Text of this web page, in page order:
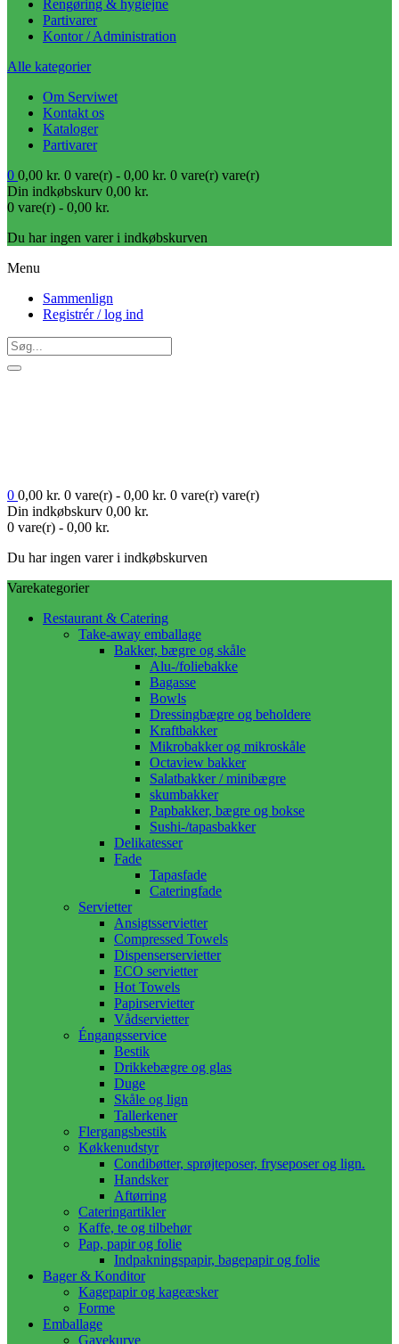
Rengøring & hygiejne
Partivarer
Kontor / Administration
Alle kategorier
Om Serviwet
Kontakt os
Kataloger
Partivarer
0 0,00 kr. 0 vare(r) - 0,00 kr. 0 vare(r) vare(r)
Din indkøbskurv 0,00 kr.
0 vare(r) - 0,00 kr.
Du har ingen varer i indkøbskurven
Menu
Sammenlign
Registrér / log ind
0 0,00 kr. 0 vare(r) - 0,00 kr. 0 vare(r) vare(r)
Din indkøbskurv 0,00 kr.
0 vare(r) - 0,00 kr.
Du har ingen varer i indkøbskurven
Varekategorier
Restaurant & Catering
Take-away emballage
Bakker, bægre og skåle
Alu-/foliebakke
Bagasse
Bowls
Dressingbægre og beholdere
Kraftbakker
Mikrobakker og mikroskåle
Octaview bakker
Salatbakker / minibægre
skumbakker
Papbakker, bægre og bokse
Sushi-/tapasbakker
Delikatesser
Fade
Tapasfade
Cateringfade
Servietter
Ansigtsservietter
Compressed Towels
Dispenserservietter
ECO servietter
Hot Towels
Papirservietter
Vådservietter
Éngangsservice
Bestik
Drikkebægre og glas
Duge
Skåle og lign
Tallerkener
Flergangsbestik
Køkkenudstyr
Condibøtter, sprøjteposer, fryseposer og lign.
Handsker
Aftørring
Cateringartikler
Kaffe, te og tilbehør
Pap, papir og folie
Indpakningspapir, bagepapir og folie
Bager & Konditor
Kagepapir og kageæsker
Forme
Emballage
Gavekurve